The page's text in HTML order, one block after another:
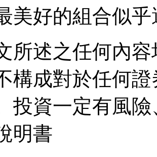
美好的組合似
所述之任何內
構成對於任何
投資一定有風
明書